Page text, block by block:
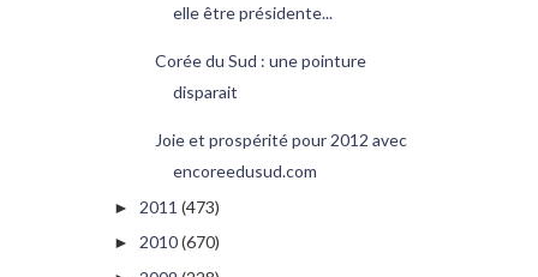
elle être présidente...
Corée du Sud : une pointure
disparait
Joie et prospérité pour 2012 avec
encoreedusud.com
► 2011 (473)
► 2010(670)